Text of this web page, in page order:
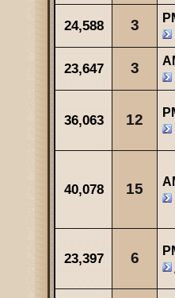
3
24,588
3
23,647
12
36,063
15
40,078
6
23,397